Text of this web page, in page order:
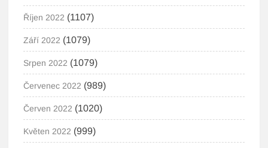
Říjen 2022 (1107)
Září 2022 (1079)
Srpen 2022 (1079)
Červenec 2022 (989)
Červen 2022 (1020)
Květen 2022 (999)